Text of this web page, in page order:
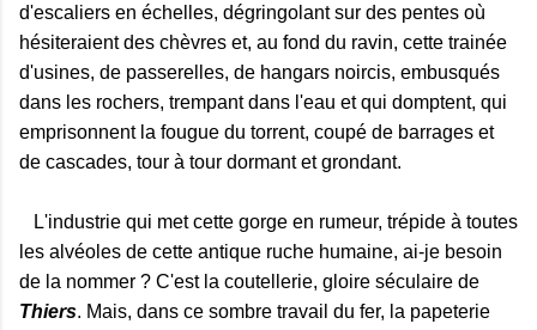
d'escaliers en échelles, dégringolant sur des pentes où
hésiteraient des chèvres et, au fond du ravin, cette trainée
d'usines, de passerelles, de hangars noircis, embusqués
dans les rochers, trempant dans l'eau et qui domptent, qui
emprisonnent la fougue du torrent, coupé de barrages et
de cascades, tour à tour dormant et grondant.
L'industrie qui met cette gorge en rumeur, trépide à toutes
les alvéoles de cette antique ruche humaine, ai-je besoin
de la nommer ? C'est la coutellerie, gloire séculaire de
Thiers. Mais, dans ce sombre travail du fer, la papeterie